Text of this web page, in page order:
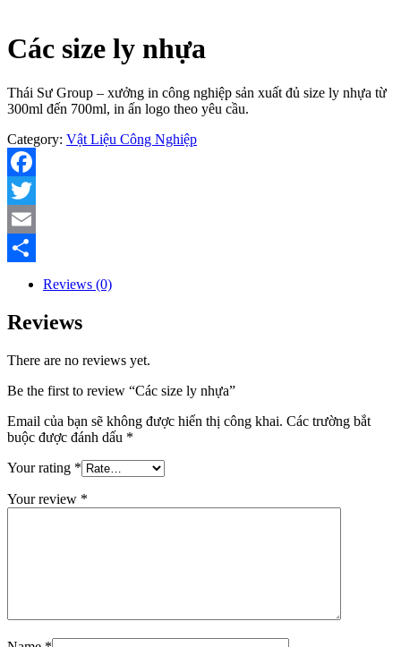
Các size ly nhựa
Thái Sư Group – xưởng in công nghiệp sản xuất đủ size ly nhựa từ
300ml đến 700ml, in ấn logo theo yêu cầu.
Category: Vật Liệu Công Nghiệp
Facebook
Twitter
Email
Reviews (0)
Reviews
There are no reviews yet.
Be the first to review “Các size ly nhựa”
Email của bạn sẽ không được hiển thị công khai. Các trường bắt
buộc được đánh dấu *
Your rating *
Your review *